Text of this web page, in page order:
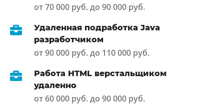
от 70 000 руб. до 90 000 руб.
Удаленная подработка Java
разработчиком
от 90 000 руб. до 110 000 руб.
Работа HTML верстальщиком
удаленно
от 60 000 руб. до 90 000 руб.